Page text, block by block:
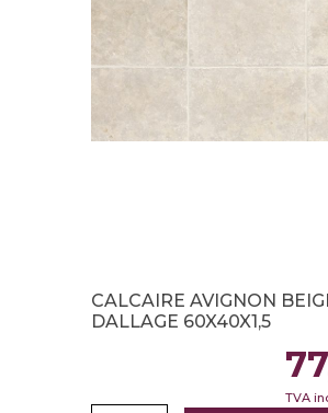
CALCAIRE AVIGNON
DALLAGE 60X40X1,5
TVA